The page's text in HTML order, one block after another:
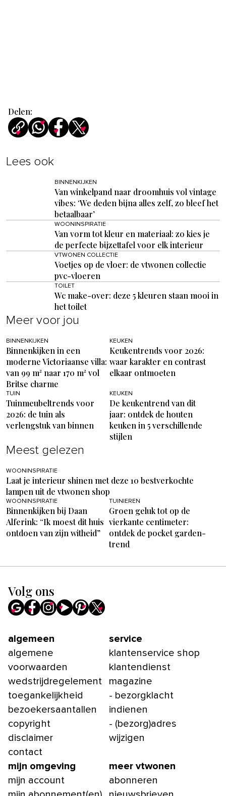
Delen:
Lees ook
BINNENKIJKEN
Van winkelpand naar droomhuis vol vintage
vibes: ‘We deden bijna alles zelf, zo bleef het
betaalbaar’
WOONINSPIRATIE
Van vorm tot kleur en materiaal: zo kies je
de perfecte bijzettafel voor elk interieur
VTWONEN COLLECTIE
Voetjes op de vloer: de vtwonen collectie
pvc-vloeren
TOILET
Wc make-over: deze 5 kleuren staan mooi in
het toilet
Meer voor jou
BINNENKIJKEN
Binnenkijken in een
moderne Victoriaanse villa:
van 99 m² naar 170 m² vol
Britse charme
KEUKEN
Keukentrends voor 2026:
waar karakter en contrast
elkaar ontmoeten
TUIN
Tuinmeubeltrends voor
2026: de tuin als
verlengstuk van binnen
KEUKEN
De keukentrend van dit
jaar: ontdek de houten
keuken in 5 verschillende
stijlen
Meest gelezen
WOONINSPIRATIE
Laat je interieur shinen met deze 10 bestverkochte
lampen uit de vtwonen shop
WOONINSPIRATIE
Binnenkijken bij Daan
Alferink: “Ik moest dit huis
ontdoen van zijn witheid”
TUINIEREN
Groen geluk tot op de
vierkante centimeter:
ontdek de pocket garden-
trend
Volg ons
algemeen
algemene
voorwaarden
wedstrijdregelement
toegankelijkheid
bezoekersaantallen
copyright
disclaimer
contact
service
klantenservice shop
klantendienst
magazine
- bezorgklacht
indienen
- (bezorg)adres
wijzigen
mijn omgeving
mijn account
meer vtwonen
abonneren